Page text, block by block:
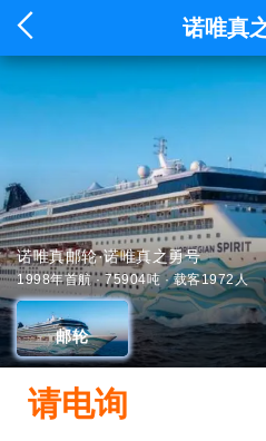
 诺唯真
诺唯真邮轮·诺唯真之勇号
1998年首航 · 75904吨 · 载客1972人
邮轮
请电询